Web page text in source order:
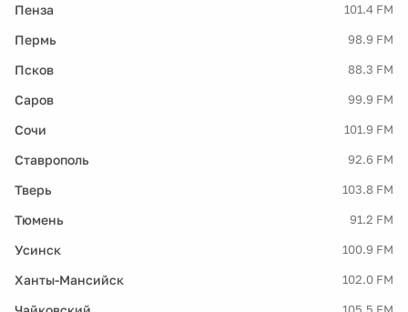
Пенза 101.4 FM
Пермь 98.9 FM
Псков 88.3 FM
Саров 99.9 FM
Сочи 101.9 FM
Ставрополь 92.6 FM
Тверь 103.8 FM
Тюмень 91.2 FM
Усинск 100.9 FM
Ханты-Мансийск 102.0 FM